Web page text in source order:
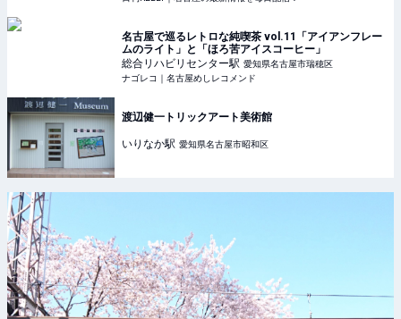
名古屋で巡るレトロな純喫茶 vol.11「アイアンフレー
ムのライト」と「ほろ苦アイスコーヒー」
総合リハビリセンター駅 愛知県名古屋市瑞穂区
ナゴレコ｜名古屋めしレコメンド
渡辺健一トリックアート美術館
いりなか駅 愛知県名古屋市昭和区